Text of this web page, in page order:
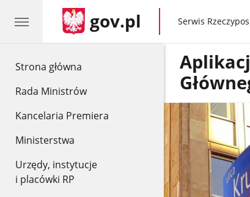
Strona główna
Rada Ministrów
Kancelaria Premiera
Ministerstwa
Urzędy, instytucje
i placówki RP
gov.pl gov.pl
Serwis